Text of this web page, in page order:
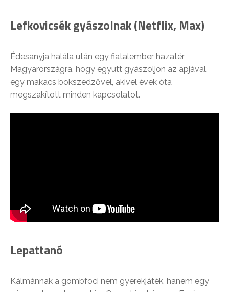
Lefkovicsék gyászolnak (Netflix, Max)
Édesanyja halála után egy fiatalember hazatér
Magyarországra, hogy együtt gyászoljon az apjával,
egy makacs bokszedzővel, akivel évek óta
megszakított minden kapcsolatot.
Lepattanó
Kálmánnak a gombfoci nem gyerekjáték, hanem egy